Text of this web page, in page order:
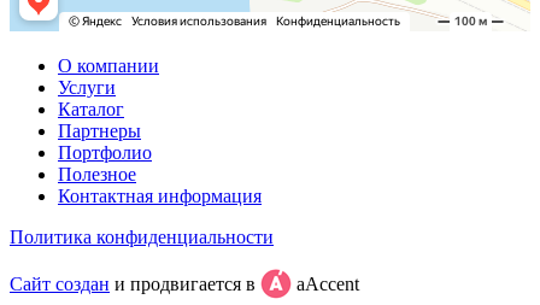
О компании
Услуги
Каталог
Партнеры
Портфолио
Полезное
Контактная информация
Политика конфиденциальности
Сайт создан и продвигается в
aAccent